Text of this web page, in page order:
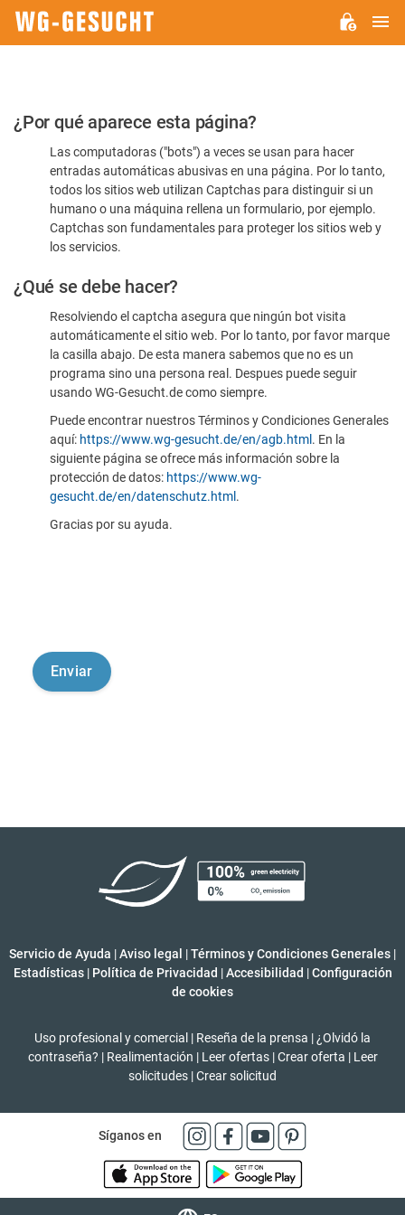
Por
favor,
confirme
humano
¿Por qué aparece esta página?
Las computadoras ("bots") a veces se usan para hacer
entradas automáticas abusivas en una página. Por lo tanto,
todos los sitios web utilizan Captchas para distinguir si un
humano o una máquina rellena un formulario, por ejemplo.
Captchas son fundamentales para proteger los sitios web y
los servicios.
¿Qué se debe hacer?
Resolviendo el captcha asegura que ningún bot visita
automáticamente el sitio web. Por lo tanto, por favor marque
la casilla abajo. De esta manera sabemos que no es un
programa sino una persona real. Despues puede seguir
usando WG-Gesucht.de como siempre.
Puede encontrar nuestros Términos y Condiciones Generales
aquí: https://www.wg-gesucht.de/en/agb.html . En la
siguiente página se ofrece más información sobre la
protección de datos: https://www.wg-
gesucht.de/en/datenschutz.html .
Gracias por su ayuda.
Servicio de Ayuda |Aviso legal |Términos y Condiciones Generales |
Estadísticas | Política de Privacidad | Accesibilidad | Configuración
de cookies
Uso profesional y comercial | Reseña de la prensa | ¿Olvidó la
contraseña? | Realimentación | Leer ofertas | Crear oferta | Leer
solicitudes |Crear solicitud
Síganos en